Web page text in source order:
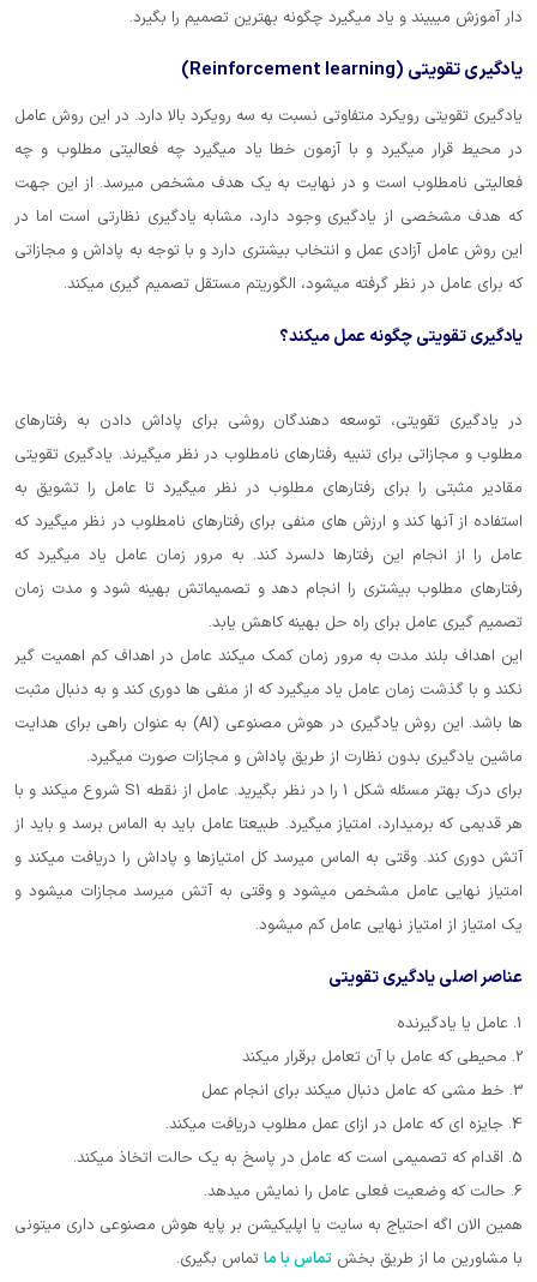
دار آموزش میبیند و یاد میگیرد چگونه بهترین تصمیم را بگیرد.
یادگیری تقویتی (Reinforcement learning)
یادگیری تقویتی رویکرد متفاوتی نسبت به سه رویکرد بالا دارد. در این روش عامل
در محیط قرار میگیرد و با آزمون خطا یاد میگیرد چه فعالیتی مطلوب و چه
فعالیتی نامطلوب است و در نهایت به یک هدف مشخص میرسد. از این جهت
که هدف مشخصی از یادگیری وجود دارد، مشابه یادگیری نظارتی است اما در
این روش عامل آزادی عمل و انتخاب بیشتری دارد و با توجه به پاداش و مجازاتی
که برای عامل در نظر گرفته میشود، الگوریتم مستقل تصمیم گیری میکند.
یادگیری تقویتی چگونه عمل میکند؟
در یادگیری تقویتی، توسعه دهندگان روشی برای پاداش دادن به رفتارهای
مطلوب و مجازاتی برای تنبیه رفتارهای نامطلوب در نظر میگیرند. یادگیری تقویتی
مقادیر مثبتی را برای رفتارهای مطلوب در نظر میگیرد تا عامل را تشویق به
استفاده از آنها کند و ارزش های منفی برای رفتارهای نامطلوب در نظر میگیرد که
عامل را از انجام این رفتارها دلسرد کند. به مرور زمان عامل یاد میگیرد که
رفتارهای مطلوب بیشتری را انجام دهد و تصمیماتش بهینه شود و مدت زمان
تصمیم گیری عامل برای راه حل بهینه کاهش یابد.
این اهداف بلند مدت به مرور زمان کمک میکند عامل در اهداف کم اهمیت گیر
نکند و با گذشت زمان عامل یاد میگیرد که از منفی ها دوری کند و به دنبال مثبت
ها باشد. این روش یادگیری در هوش مصنوعی (AI) به عنوان راهی برای هدایت
ماشین یادگیری بدون نظارت از طریق پاداش و مجازات صورت میگیرد.
برای درک بهتر مسئله شکل 1 را در نظر بگیرید. عامل از نقطه S1 شروع میکند و با
هر قدیمی که برمیدارد، امتیاز میگیرد. طبیعتا عامل باید به الماس برسد و باید از
آتش دوری کند. وقتی به الماس میرسد کل امتیازها و پاداش را دریافت میکند و
امتیاز نهایی عامل مشخص میشود و وقتی به آتش میرسد مجازات میشود و
یک امتیاز از امتیاز نهایی عامل کم میشود.
عناصر اصلی یادگیری تقویتی
2. محیطی که عامل با آن تعامل برقرار میکند
3. خط مشی که عامل دنبال میکند برای انجام عمل
4. جایزه ای که عامل در ازای عمل مطلوب دریافت میکند.
5. اقدام که تصمیمی است که عامل در پاسخ به یک حالت اتخاذ میکند.
6. حالت که وضعیت فعلی عامل را نمایش میدهد.
همین الان اگه احتیاج به سایت یا اپلیکیشن بر پایه هوش مصنوعی داری میتونی
با مشاورین ما از طریق بخش تماس با ماتماس بگیری.